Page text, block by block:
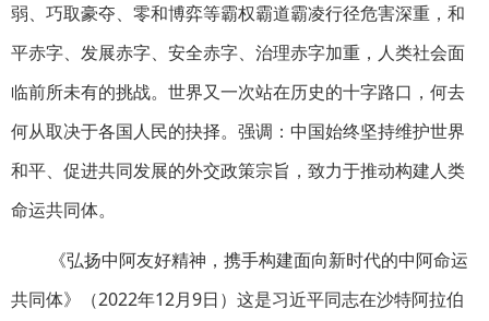
弱、巧取豪夺、零和博弈等霸权霸道霸凌行径危害深重，和
平赤字、发展赤字、安全赤字、治理赤字加重，人类社会面
临前所未有的挑战。世界又一次站在历史的十字路口，何去
何从取决于各国人民的抉择。强调：中国始终坚持维护世界
和平、促进共同发展的外交政策宗旨，致力于推动构建人类
命运共同体。
《弘扬中阿友好精神，携手构建面向新时代的中阿命运
共同体》（2022年12月9日）这是习近平同志在沙特阿拉伯